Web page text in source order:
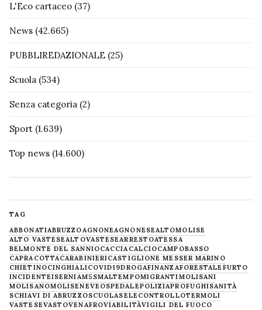
L'Eco cartaceo (37)
News (42.665)
PUBBLIREDAZIONALE (25)
Scuola (534)
Senza categoria (2)
Sport (1.639)
Top news (14.600)
TAG
ABBONATIABRUZZOAGNONEAGNONESEALTOMOLISE
ALTO VASTESEALTOVASTESEARRESTOATESSA
BELMONTE DEL SANNIOCACCIACALCIOCAMPOBASSO
CAPRACOTTACARABINIERICASTIGLIONE MESSER MARINO
CHIETINOCINGHIALICOVID19DROGAFINANZAFORESTALE FURTO
INCIDENTEISERNIAM5SMALTEMPOMIGRANTIMOLISANI
MOLISANOMOLISENEVE OSPEDALEPOLIZIAPROFUGHISANITÀ
SCHIAVI DI ABRUZZOSCUOLASELECONTROLLOTERMOLI
VASTESEVASTOVENAFROVIABILITÀVIGILI DEL FUOCO